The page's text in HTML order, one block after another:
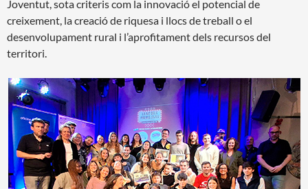
Joventut, sota criteris com la innovació el potencial de
creixement, la creació de riquesa i llocs de treball o el
desenvolupament rural i l’aprofitament dels recursos del
territori.